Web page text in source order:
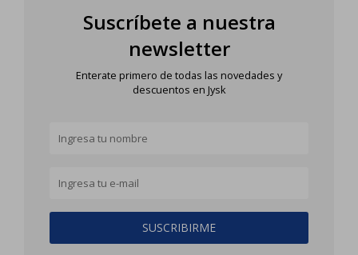
Suscríbete a nuestra
newsletter
Enterate primero de todas las novedades y
descuentos en Jysk
SUSCRIBIRME